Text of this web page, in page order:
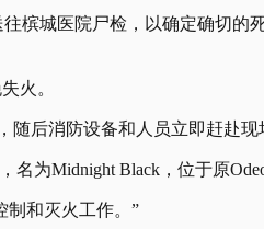
槟城医院尸检，以确定确切的死
火。
后消防设备和人员立即赶赴现
为Midnight Black，位于原
制和灭火工作。”